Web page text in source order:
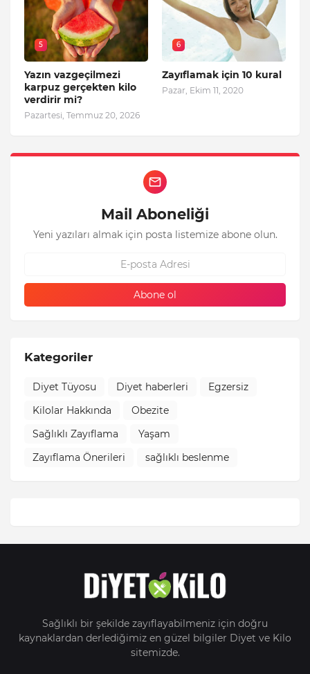
5
Yazın vazgeçilmezi
karpuz gerçekten kilo
verdirir mi?
Pazartesi, Temmuz 20, 2026
6
Zayıflamak için 10 kural
Pazar, Ekim 11, 2020
Mail Aboneliği
Yeni yazıları almak için posta listemize abone olun.
Kategoriler
Diyet Tüyosu Diyet haberleri
Egzersiz
Kilolar Hakkında
Obezite
Sağlıklı Zayıflama
Yaşam
Zayıflama Önerileri
sağlıklı beslenme
Sağlıklı bir şekilde zayıflayabilmeniz için doğru
kaynaklardan derlediğimiz en güzel bilgiler Diyet ve Kilo
sitemizde.